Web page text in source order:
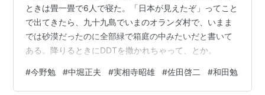
ときは畳一畳で6人で寝た。「日本が見えたぞ」ってこと
で出てきたら、九十九島でいまのオランダ村で、いまま
では砂漠だったのに全部緑で箱庭の中みたいだと書いて
ある。降りるときにDDTを撒かれちゃって、とか。
#今野勉 #中堀正夫 #実相寺昭雄 #佐田啓二 #和田勉